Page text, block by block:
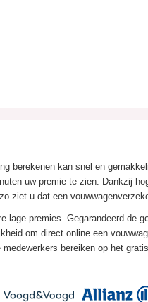
berekenen kan snel en
uw premie te zien. Dankzij
ziet u dat een
premies. Gegarandeerd de
om direct online een
bereiken op het